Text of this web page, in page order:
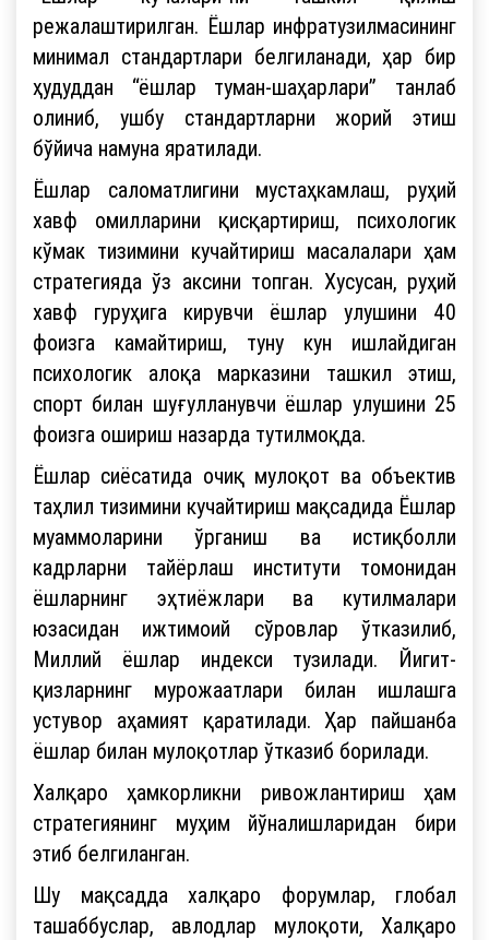
режалаштирилган. Ёшлар инфратузилмасининг
минимал стандартлари белгиланади, ҳар бир
ҳудуддан “ёшлар туман-шаҳарлари” танлаб
олиниб, ушбу стандартларни жорий этиш
бўйича намуна яратилади.
Ёшлар саломатлигини мустаҳкамлаш, руҳий
хавф омилларини қисқартириш, психологик
кўмак тизимини кучайтириш масалалари ҳам
стратегияда ўз аксини топган. Хусусан, руҳий
хавф гуруҳига кирувчи ёшлар улушини 40
фоизга камайтириш, туну кун ишлайдиган
психологик алоқа марказини ташкил этиш,
спорт билан шуғулланувчи ёшлар улушини 25
фоизга ошириш назарда тутилмоқда.
Ёшлар сиёсатида очиқ мулоқот ва объектив
таҳлил тизимини кучайтириш мақсадида Ёшлар
муаммоларини ўрганиш ва истиқболли
кадрларни тайёрлаш институти томонидан
ёшларнинг эҳтиёжлари ва кутилмалари
юзасидан ижтимоий сўровлар ўтказилиб,
Миллий ёшлар индекси тузилади. Йигит-
қизларнинг мурожаатлари билан ишлашга
устувор аҳамият қаратилади. Ҳар пайшанба
ёшлар билан мулоқотлар ўтказиб борилади.
Халқаро ҳамкорликни ривожлантириш ҳам
стратегиянинг муҳим йўналишларидан бири
этиб белгиланган.
Шу мақсадда халқаро форумлар, глобал
ташаббуслар, авлодлар мулоқоти, Халқаро